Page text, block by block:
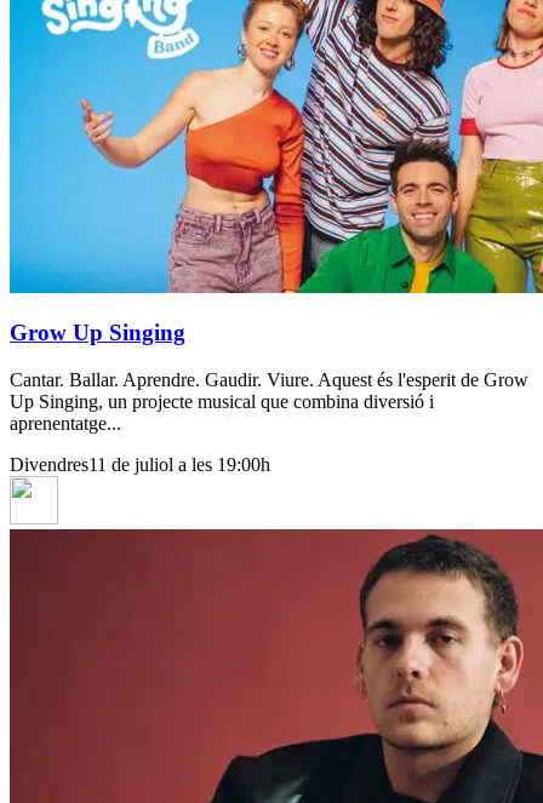
Grow Up Singing
Cantar. Ballar. Aprendre. Gaudir. Viure. Aquest és l'esperit de Grow
Up Singing, un projecte musical que combina diversió i
aprenentatge...
Divendres11 de juliol a les 19:00h